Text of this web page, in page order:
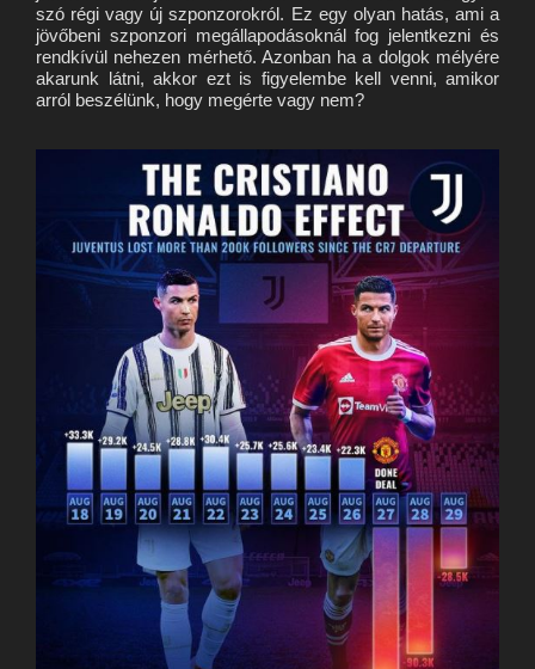
szó régi vagy új szponzorokról. Ez egy olyan hatás, ami a
jövőbeni szponzori megállapodásoknál fog jelentkezni és
rendkívül nehezen mérhető. Azonban ha a dolgok mélyére
akarunk látni, akkor ezt is figyelembe kell venni, amikor
arról beszélünk, hogy megérte vagy nem?